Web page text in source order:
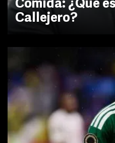
Comida: ¿Qué
Callejero?